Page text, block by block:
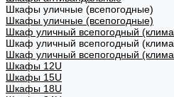
Шкафы уличные (всепогодные)
Шкафы уличные (всепогодные)
Шкаф уличный всепогодный
Шкаф уличный всепогодный
Шкаф уличный всепогодный
Шкафы 12U
Шкафы 15U
Шкафы 18U